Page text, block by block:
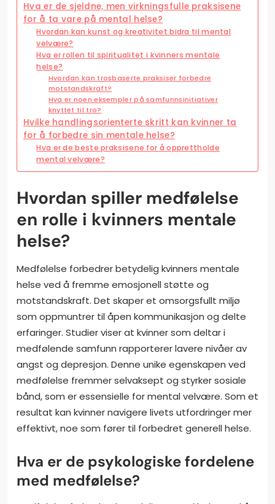
Hva er de sjeldne, men virkningsfulle praksisene
for å ta vare på mental helse?
Hvordan kan kunst og kreativitet bidra til mental
velvære?
Hva er rollen til spiritualitet i kvinners mentale
helse?
Hvordan kan trosbaserte praksiser forbedre
motstandskraft?
Hva er noen eksempler på samfunnsinitiativer
knyttet til tro?
Hvilke handlingsorienterte skritt kan kvinner ta
for å forbedre sin mentale helse?
Hva er de beste praksisene for å opprettholde
mental velvære?
Hvordan spiller medfølelse
en rolle i kvinners mentale
helse?
Medfølelse forbedrer betydelig kvinners mentale
helse ved å fremme emosjonell støtte og
motstandskraft. Det skaper et omsorgsfullt miljø
som oppmuntrer til åpen kommunikasjon og delte
erfaringer. Studier viser at kvinner som deltar i
medfølende samfunn rapporterer lavere nivåer av
angst og depresjon. Denne unike egenskapen ved
medfølelse fremmer selvaksept og styrker sosiale
bånd, som er essensielle for mental velvære. Som et
resultat kan kvinner navigere livets utfordringer mer
effektivt, noe som fører til forbedret generell helse.
Hva er de psykologiske fordelene
med medfølelse?